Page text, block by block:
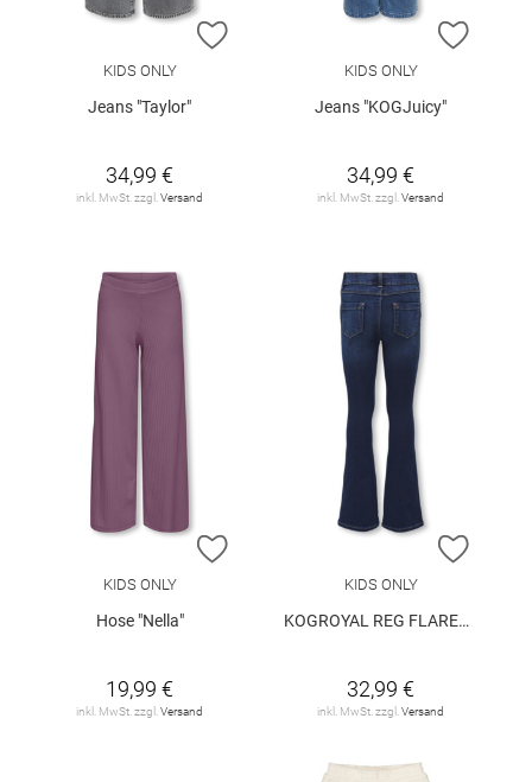
ZUR WUNSCHLISTE HINZUFÜGEN
KIDS ONLY
Jeans "Taylor"
34,99 €
inkl. MwSt. zzgl. Versand
ZUR
KIDS ONLY
Jeans "KOGJuicy"
34,99 €
inkl. MwSt. zzgl. Versand
ZUR WUNSCHLISTE HINZUFÜGEN
KIDS ONLY
Hose "Nella"
19,99 €
inkl. MwSt. zzgl. Versand
ZUR
KIDS ONLY
KOGROYAL REG FLARED DNM PIM0237 NOOS
32,99 €
inkl. MwSt. zzgl. Versand